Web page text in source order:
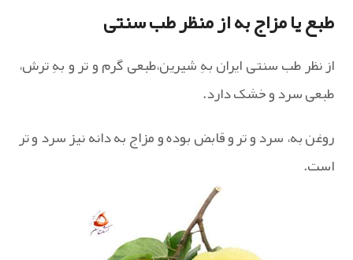
طبع یا مزاج به از منظر طب سنتی
از نظر طب سنتی ایران بهِ شیرین،طبعی گرم و تر و بهِ ترش،
طبعی سرد و خشک دارد.
روغن به، سرد و تر و قابض بوده و مزاج به دانه نیز سرد و تر
است.